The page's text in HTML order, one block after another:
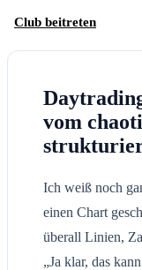
Club beitreten
vom
Ich weiß noch
einen Chart
überall Linien,
„Ja klar, das